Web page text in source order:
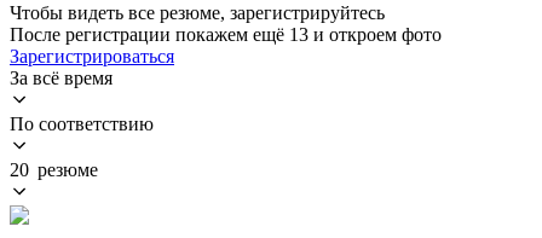
Чтобы видеть все резюме, зарегистрируйтесь
После регистрации покажем ещё 13 и откроем фото
Зарегистрироваться
За всё время
По соответствию
20 резюме